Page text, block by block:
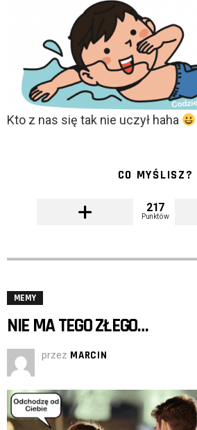
Kto z nas się tak nie uczył haha
CO MYŚLISZ?
217
Punktów
MEMY
NIE MA TEGO ZŁEGO…
przez MARCIN